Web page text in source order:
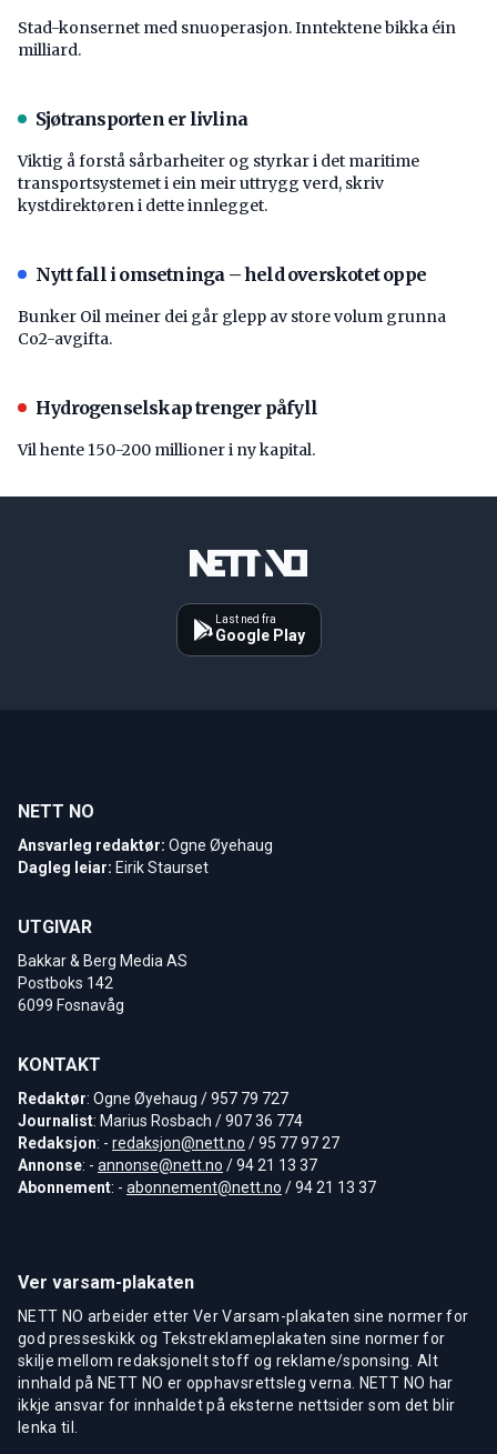
Stad-konsernet med snuoperasjon. Inntektene bikka éin
milliard.
Sjøtransporten er livlina
Viktig å forstå ­sårbarheiter og styrkar i det maritime
transport­systemet i ein meir uttrygg verd, skriv
kystdirektøren i dette innlegget.
Nytt fall i omsetninga – held overskotet oppe
Bunker Oil meiner dei går glepp av store volum grunna
Co2-avgifta.
Hydrogenselskap trenger påfyll
Vil hente 150-200 millioner i ny kapital.
Last ned fra
Google Play
NETT NO
Ansvarleg redaktør: Ogne Øyehaug
Dagleg leiar: Eirik Staurset
UTGIVAR
Bakkar & Berg Media AS
Postboks 142
6099 Fosnavåg
KONTAKT
Redaktør: Ogne Øyehaug / 957 79 727
Journalist: Marius Rosbach / 907 36 774
Redaksjon: - redaksjon@nett.no / 95 77 97 27
Annonse: - annonse@nett.no / 94 21 13 37
Abonnement: - abonnement@nett.no / 94 21 13 37
Ver varsam-plakaten
NETT NO arbeider etter Ver Varsam-plakaten sine normer for
god presseskikk og Tekstreklameplakaten sine normer for
skilje mellom redaksjonelt stoff og reklame/sponsing. Alt
innhald på NETT NO er opphavsrettsleg verna. NETT NO har
ikkje ansvar for innhaldet på eksterne nettsider som det blir
lenka til.